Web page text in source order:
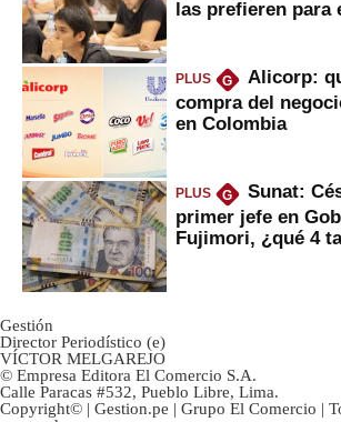
las prefieren para
PLUS G
Alicorp:
compra del
en Colombia
PLUS G
Sunat:
primer jefe en
Fujimori, ¿qué 4
Gestión
Director Periodístico (e)
VÍCTOR MELGAREJO
© Empresa Editora El Comercio S.A.
Calle Paracas #532, Pueblo Libre, Lima.
Copyright© | Gestion.pe | Grupo El Comercio |